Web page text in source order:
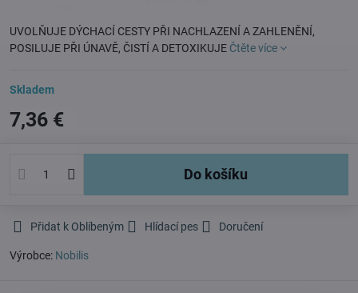
UVOLŇUJE DÝCHACÍ CESTY PŘI NACHLAZENÍ A ZAHLENĚNÍ,
POSILUJE PŘI ÚNAVĚ, ČISTÍ A DETOXIKUJE Čtěte více
Skladem
7,36 €
Do košíku
Přidat k Oblíbeným Hlídací pes Doručení
Výrobce: Nobilis